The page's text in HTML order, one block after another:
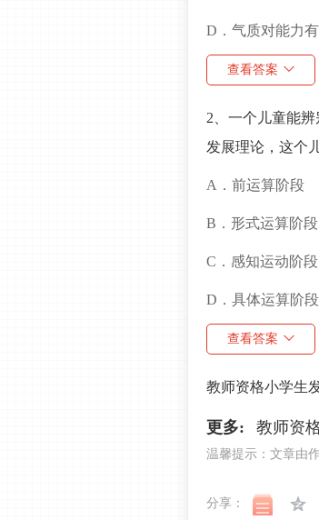
D．气质对能力
查看答案
2、一个儿童能
发展理论，这个
A．前运算阶段
B．形式运算阶段
C．感知运动阶段
D．具体运算阶段
查看答案
教师资格小学生
更多: 教师资
温馨提示：文章由
分享：